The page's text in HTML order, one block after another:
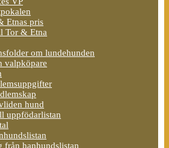
Etnas pris
Tor & Etna
om lundehunden
valpköpare
hund
uppfödarlistan
från hanhundslistan